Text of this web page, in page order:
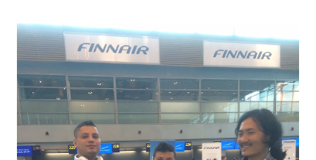
त्यो प्रायः गरी ठ्याक्कै समयमैं हुने गर्दछ । कसैलाई पनि कुनै समय दिएपछि वा कसैबाट
भेटघाट गर्ने एउटा निश्चित समय लिएपछि समयभन्दा २, ४ मिनेट अगावै पुग्नु राम्रै
मानिन्छ । तर दिए या लिएको समयभन्दा ढिला हुनु उक्त ब्यक्तिको अनादर गर्नु सरोबर नै
मानिन्छ । तसर्थः समयको परिपालना गर्न सिक्नु फिनिश समाजमा घुलमिल हुनका लाग...